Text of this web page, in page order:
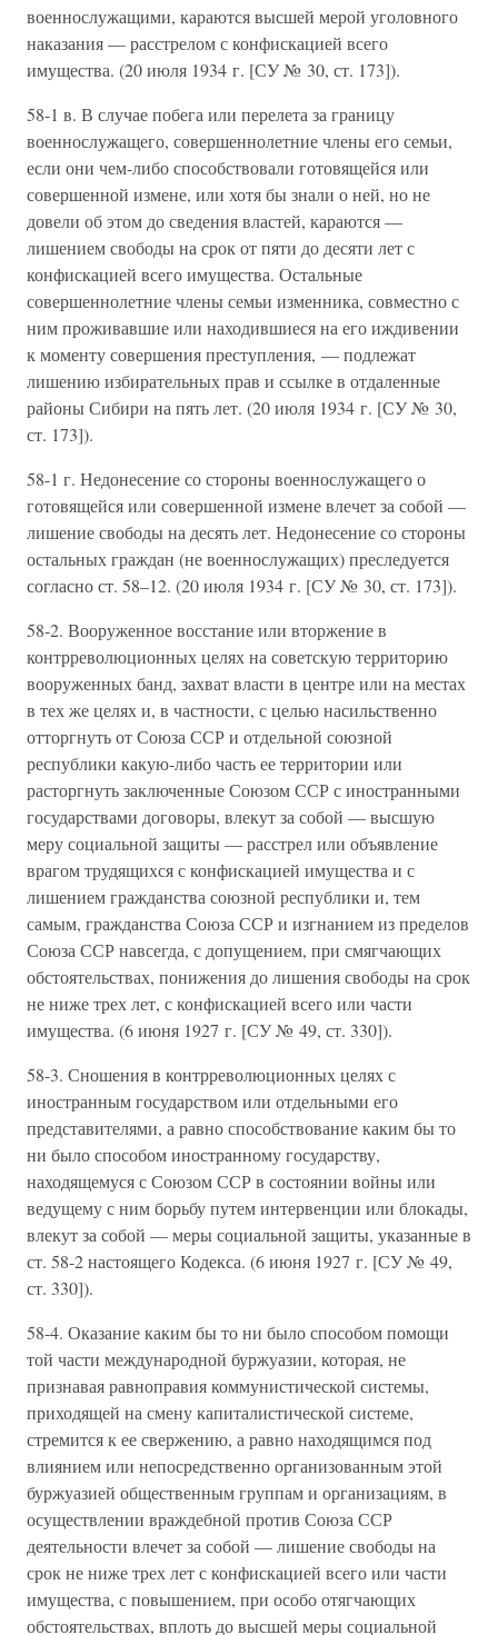
военнослужащими, караются высшей мерой уголовного
наказания — расстрелом с конфискацией всего
имущества. (20 июля 1934 г. [СУ № 30, ст. 173]).
58-1 в. В случае побега или перелета за границу
военнослужащего, совершеннолетние члены его семьи,
если они чем-либо способствовали готовящейся или
совершенной измене, или хотя бы знали о ней, но не
довели об этом до сведения властей, караются —
лишением свободы на срок от пяти до десяти лет с
конфискацией всего имущества. Остальные
совершеннолетние члены семьи изменника, совместно с
ним проживавшие или находившиеся на его иждивении
к моменту совершения преступления, — подлежат
лишению избирательных прав и ссылке в отдаленные
районы Сибири на пять лет. (20 июля 1934 г. [СУ № 30,
ст. 173]).
58-1 г. Недонесение со стороны военнослужащего о
готовящейся или совершенной измене влечет за собой —
лишение свободы на десять лет. Недонесение со стороны
остальных граждан (не военнослужащих) преследуется
согласно ст. 58–12. (20 июля 1934 г. [СУ № 30, ст. 173]).
58-2. Вооруженное восстание или вторжение в
контрреволюционных целях на советскую территорию
вооруженных банд, захват власти в центре или на местах
в тех же целях и, в частности, с целью насильственно
отторгнуть от Союза ССР и отдельной союзной
республики какую-либо часть ее территории или
расторгнуть заключенные Союзом ССР с иностранными
государствами договоры, влекут за собой — высшую
меру социальной защиты — расстрел или объявление
врагом трудящихся с конфискацией имущества и с
лишением гражданства союзной республики и, тем
самым, гражданства Союза ССР и изгнанием из пределов
Союза ССР навсегда, с допущением, при смягчающих
обстоятельствах, понижения до лишения свободы на срок
не ниже трех лет, с конфискацией всего или части
имущества. (6 июня 1927 г. [СУ № 49, ст. 330]).
58-3. Сношения в контрреволюционных целях с
иностранным государством или отдельными его
представителями, а равно способствование каким бы то
ни было способом иностранному государству,
находящемуся с Союзом ССР в состоянии войны или
ведущему с ним борьбу путем интервенции или блокады,
влекут за собой — меры социальной защиты, указанные в
ст. 58-2 настоящего Кодекса. (6 июня 1927 г. [СУ № 49,
ст. 330]).
58-4. Оказание каким бы то ни было способом помощи
той части международной буржуазии, которая, не
признавая равноправия коммунистической системы,
приходящей на смену капиталистической системе,
стремится к ее свержению, а равно находящимся под
влиянием или непосредственно организованным этой
буржуазией общественным группам и организациям, в
осуществлении враждебной против Союза ССР
деятельности влечет за собой — лишение свободы на
срок не ниже трех лет с конфискацией всего или части
имущества, с повышением, при особо отягчающих
обстоятельствах, вплоть до высшей меры социальной